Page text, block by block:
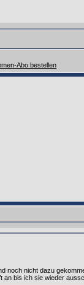
Abo bestellen
noch nicht dazu
an bis ich sie wieder